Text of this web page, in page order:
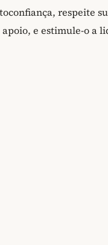
respeite
e estimule-o a